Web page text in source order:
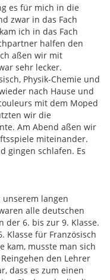
es für mich in die
zwar in das Fach
ich in das Fach
halfen den
aßen wir mit
sehr lecker.
Physik-Chemie und
nach Hause und
mit dem Moped
wir die
Am Abend aßen wir
miteinander.
gingen schlafen. Es
langen
alle deutschen
der 6. bis zur 9. Klasse.
Klasse für Französisch
kam, musste man sich
den Lehrer
dass es zum einen